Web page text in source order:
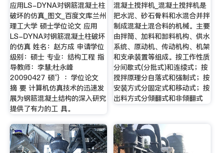
应用LS-DYNA对钢筋混凝土柱
破坏的仿真_图文_百度文库兰州
理工大学 硕士学位论文 应用
LS-DYNA对钢筋混凝土柱破坏
的仿真 姓名：赵方成 申请学位
级别：硕士 专业：结构工程 指
导教师：李慧;杜永峰
20090427 硕‘｝：学位论文
摘 要 计算机仿真技术的迅速发
展为钢筋混凝土结构的深入研究
提供了有力的工 具。
混凝土搅拌机_混凝土搅拌机是
把水泥、砂石骨料和水混合并拌
制成混凝土混合料的机械。主要
由拌筒、加料和卸料机构、供水
系统、原动机、传动机构、机架
和支承装置等组成。按工作性质
分间歇式(分批式)和连续式；按
搅拌原理分自落式和强制式；按
安装方式分固定式和移动式；按
出料方式分倾翻式和非倾翻式